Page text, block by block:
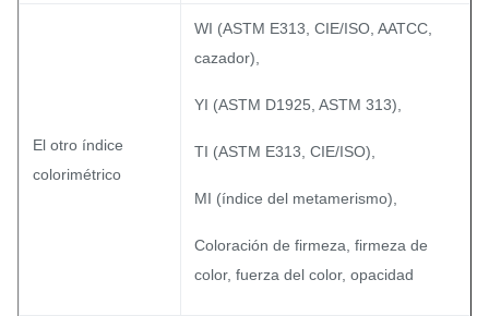
El otro índice
colorimétrico
WI (ASTM E313, CIE/ISO, AATCC,
cazador),
YI (ASTM D1925, ASTM 313),
TI (ASTM E313, CIE/ISO),
MI (índice del metamerismo),
Coloración de firmeza, firmeza de
color, fuerza del color, opacidad